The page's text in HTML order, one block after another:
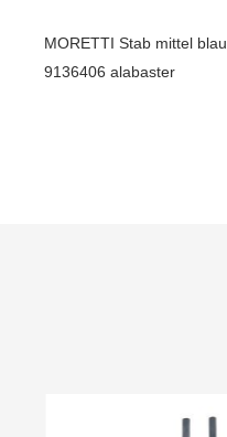
MORETTI Stab mittel blau
9136406 alabaster